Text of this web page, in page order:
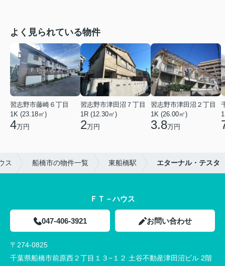
よく見られている物件
習志野市藤崎６丁目
1K (23.18㎡)
4万円
習志野市津田沼７丁目
1R (12.30㎡)
2万円
習志野市津田沼２丁目
1K (26.00㎡)
3.8万円
ス 船橋市の物件一覧 東船橋駅 エターナル・テスタ
ＦＴ－ハウス
047-406-3921 お問い合わせ
〒274-0825
千葉県船橋市前原西２丁目１３−１２ 土谷不動産津田沼ビル 2階